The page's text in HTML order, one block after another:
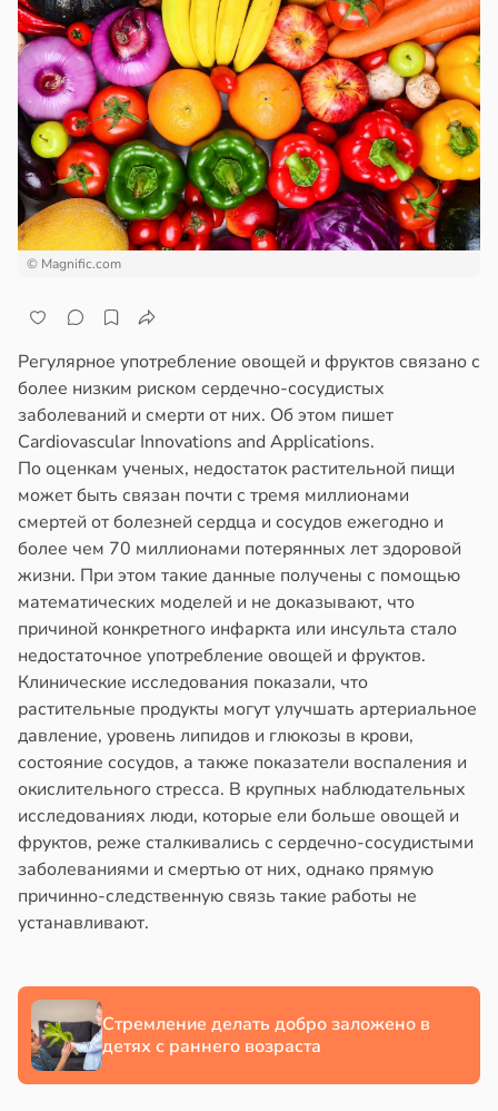
© Magnific.com
Регулярное употребление овощей и фруктов связано с
более низким риском сердечно-сосудистых
заболеваний и смерти от них. Об этом пишет
Cardiovascular Innovations and Applications.
По оценкам ученых, недостаток растительной пищи
может быть связан почти с тремя миллионами
смертей от болезней сердца и сосудов ежегодно и
более чем 70 миллионами потерянных лет здоровой
жизни. При этом такие данные получены с помощью
математических моделей и не доказывают, что
причиной конкретного инфаркта или инсульта стало
недостаточное употребление овощей и фруктов.
Клинические исследования показали, что
растительные продукты могут улучшать артериальное
давление, уровень липидов и глюкозы в крови,
состояние сосудов, а также показатели воспаления и
окислительного стресса. В крупных наблюдательных
исследованиях люди, которые ели больше овощей и
фруктов, реже сталкивались с сердечно-сосудистыми
заболеваниями и смертью от них, однако прямую
причинно-следственную связь такие работы не
устанавливают.
Стремление делать добро заложено в
детях с раннего возраста